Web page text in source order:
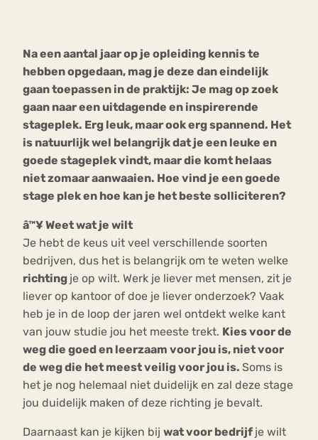
Na een aantal jaar op je opleiding kennis te
hebben opgedaan, mag je deze daneindelijk
gaan toepassen in de praktijk: Je mag op zoek
gaan naar een uitdagende en inspirerende
stageplek. Erg leuk, maar ook erg spannend. Het
is natuurlijk wel belangrijk dat je een leuke en
goede stageplek vindt, maar die komt helaas
niet zomaar aanwaaien. Hoe vind je een goede
stage plek en hoe kan je het beste solliciteren?
â™¥ Weet wat je wilt
Je hebt de keus uit veel verschillende soorten
bedrijven, dus het is belangrijk om te weten welke
richting je op wilt. Werk je liever met mensen, zit je
liever op kantoor of doe je liever onderzoek? Vaak
heb je in de loop der jaren wel ontdekt welke kant
van jouw studie jou het meeste trekt. Kies voor de
weg die goed en leerzaam voor jou is, niet voor
de weg die het meest veilig voor jou is. Soms is
het je nog helemaal niet duidelijk en zal deze stage
jou duidelijk maken of deze richting je bevalt.
Daarnaast kan je kijken bij wat voor bedrijf je wilt
Chat
Forum
mia
Nerv
osa
Eetstoornis Anorexia Nervosa
Eetbuien Piekeren Sport
Trauma
Orthorexia
Afvallen Angst